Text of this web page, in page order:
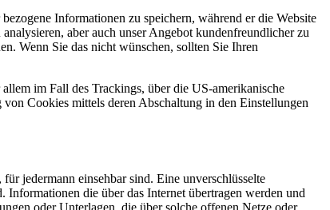
Informationen zu speichern, während er die Website
aber auch unser Angebot kundenfreundlicher zu
Wenn Sie das nicht wünschen, sollten Sie Ihren
im Fall des Trackings, über die US-amerikanische
Cookies mittels deren Abschaltung in den Einstellungen
jedermann einsehbar sind. Eine unverschlüsselte
die über das Internet übertragen werden und